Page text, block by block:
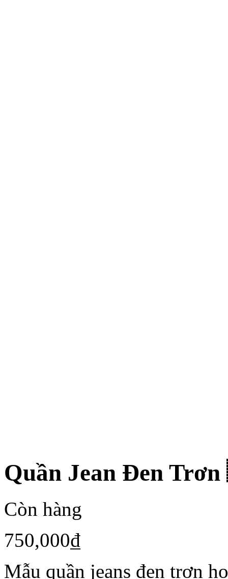
Quần Jean Đen
Còn hàng
750,000₫
Mẫu quần jeans đen trơn